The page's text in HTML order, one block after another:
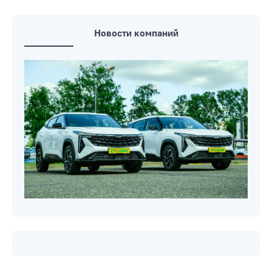
Новости компаний